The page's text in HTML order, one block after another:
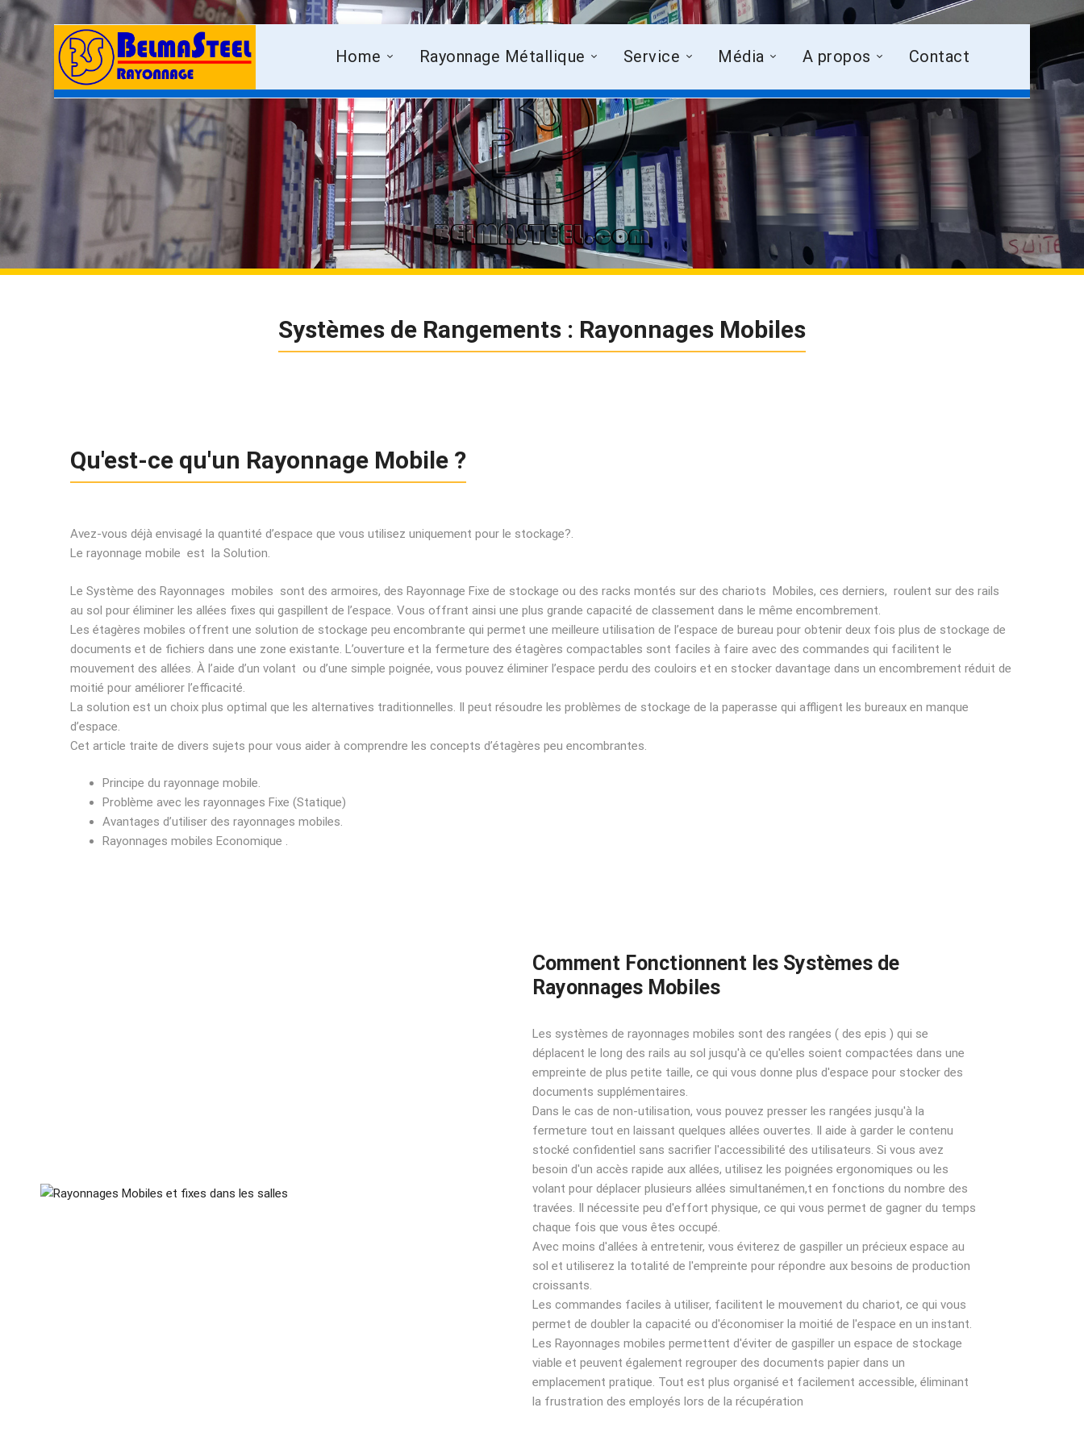
Home Rayonnage Métallique Service Média A propos Contact
Systèmes de Rangements : Rayonnages Mobiles
Qu'est-ce qu'un Rayonnage Mobile ?
Avez-vous déjà envisagé la quantité d’espace que vous utilisez uniquement pour le stockage?.
Le rayonnage mobile est la Solution.
Le Système des Rayonnages mobiles sont des armoires, des Rayonnage Fixe de stockage ou des racks montés sur des chariots Mobiles, ces derniers, roulent sur des rails
au sol pour éliminer les allées fixes qui gaspillent de l’espace. Vous offrant ainsi une plus grande capacité de classement dans le même encombrement.
Les étagères mobiles offrent une solution de stockage peu encombrante qui permet une meilleure utilisation de l’espace de bureau pour obtenir deux fois plus de stockage de
documents et de fichiers dans une zone existante. L’ouverture et la fermeture des étagères compactables sont faciles à faire avec des commandes qui facilitent le
mouvement des allées. À l’aide d’un volant ou d’une simple poignée, vous pouvez éliminer l’espace perdu des couloirs et en stocker davantage dans un encombrement réduit de
moitié pour améliorer l’efficacité.
La solution est un choix plus optimal que les alternatives traditionnelles. Il peut résoudre les problèmes de stockage de la paperasse qui affligent les bureaux en manque
d’espace.
Cet article traite de divers sujets pour vous aider à comprendre les concepts d’étagères peu encombrantes.
Principe du rayonnage mobile.
Problème avec les rayonnages Fixe (Statique)
Avantages d’utiliser des rayonnages mobiles.
Rayonnages mobiles Economique .
Comment Fonctionnent les Systèmes de
Rayonnages Mobiles
Les systèmes de rayonnages mobiles sont des rangées ( des epis ) qui se
déplacent le long des rails au sol jusqu'à ce qu'elles soient compactées dans une
empreinte de plus petite taille, ce qui vous donne plus d'espace pour stocker des
documents supplémentaires.
Dans le cas de non-utilisation, vous pouvez presser les rangées jusqu'à la
fermeture tout en laissant quelques allées ouvertes. Il aide à garder le contenu
stocké confidentiel sans sacrifier l'accessibilité des utilisateurs. Si vous avez
besoin d'un accès rapide aux allées, utilisez les poignées ergonomiques ou les
volant pour déplacer plusieurs allées simultanémen,t en fonctions du nombre des
travées. Il nécessite peu d'effort physique, ce qui vous permet de gagner du temps
chaque fois que vous êtes occupé.
Avec moins d'allées à entretenir, vous éviterez de gaspiller un précieux espace au
sol et utiliserez la totalité de l'empreinte pour répondre aux besoins de production
croissants.
Les commandes faciles à utiliser, facilitent le mouvement du chariot, ce qui vous
permet de doubler la capacité ou d'économiser la moitié de l'espace en un instant.
Les Rayonnages mobiles permettent d'éviter de gaspiller un espace de stockage
viable et peuvent également regrouper des documents papier dans un
emplacement pratique. Tout est plus organisé et facilement accessible, éliminant
la frustration des employés lors de la récupération